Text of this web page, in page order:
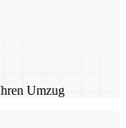
Umzug